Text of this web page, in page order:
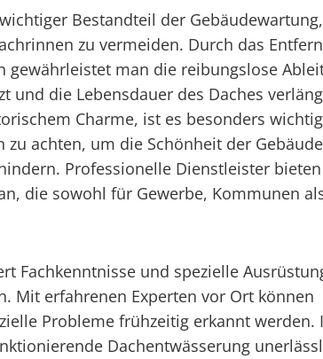
Bestandteil der
zu vermeiden. Durch das
gewährleistet man die reibungslose
und die Lebensdauer des Daches
Charme, ist es besonders
achten, um die Schönheit der
Professionelle Dienstleister bieten
die sowohl für Gewerbe, Kommunen
Fachkenntnisse und spezielle
Mit erfahrenen Experten vor Ort können
Probleme frühzeitig erkannt
Dachentwässerung